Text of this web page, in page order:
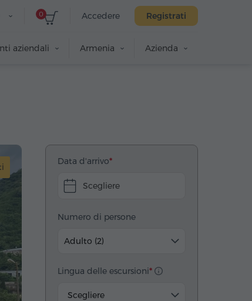
Accedere Registrati
0
aziendali Armenia Azienda
Data d'arrivo
Scegliere
Numero di persone
Adulto (2)
Lingua delle escursioni
Scegliere